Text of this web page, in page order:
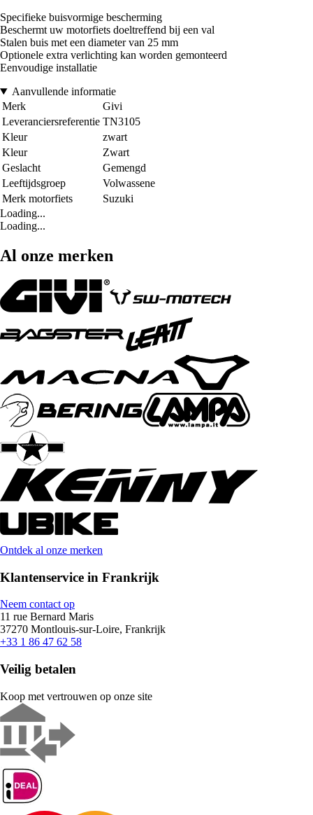
Specifieke buisvormige bescherming
Beschermt uw motorfiets doeltreffend bij een val
Stalen buis met een diameter van 25 mm
Optionele extra verlichting kan worden gemonteerd
Eenvoudige installatie
Aanvullende informatie
Merk
Givi
Leveranciersreferentie TN3105
Kleur
zwart
Kleur
Zwart
Geslacht
Gemengd
Leeftijdsgroep
Volwassene
Merk motorfiets
Suzuki
Loading...
Loading...
Al onze merken
Ontdek al onze merken
Klantenservice in Frankrijk
Neem contact op
11 rue Bernard Maris
37270 Montlouis-sur-Loire, Frankrijk
+33 1 86 47 62 58
Veilig betalen
Koop met vertrouwen op onze site